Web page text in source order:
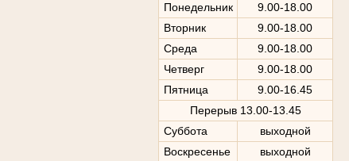
Понедельник
9.00-18.00
Вторник
9.00-18.00
Среда
9.00-18.00
Четверг
9.00-18.00
Пятница
9.00-16.45
Перерыв 13.00-13.45
Суббота
выходной
Воскресенье
выходной